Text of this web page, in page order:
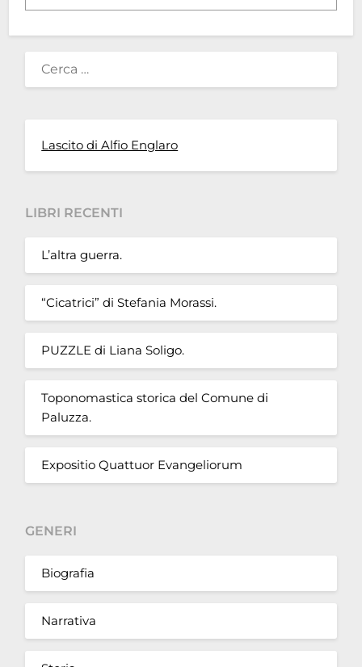
RICERCA
Lascito di Alfio Englaro
LIBRI RECENTI
L’altra guerra.
“Cicatrici” di Stefania Morassi.
PUZZLE di Liana Soligo.
Toponomastica storica del Comune di
Paluzza.
Expositio Quattuor Evangeliorum
GENERI
Biografia
Narrativa